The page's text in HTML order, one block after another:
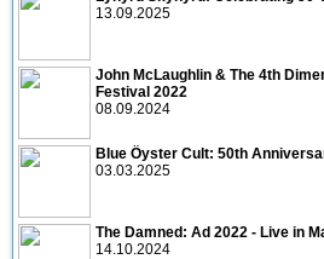
13.09.2025
John McLaughlin & The 4th
Festival 2022
08.09.2024
Blue Öyster Cult: 50th
03.03.2025
The Damned: Ad 2022 - Live in
14.10.2024